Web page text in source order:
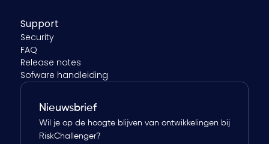
Support
Security
FAQ
Release notes
Sofware handleiding
Nieuwsbrief
Wil je op de hoogte blijven van ontwikkelingen bij
RiskChallenger?